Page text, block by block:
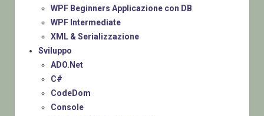
WPF Beginners Applicazione con DB
WPF Intermediate
XML & Serializzazione
Sviluppo
ADO.Net
C#
CodeDom
Console